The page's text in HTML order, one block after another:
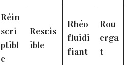
Réin
scri
ptibl
e
Rescis
ible
Rhéo
fluidi
fiant
Rou
erga
t